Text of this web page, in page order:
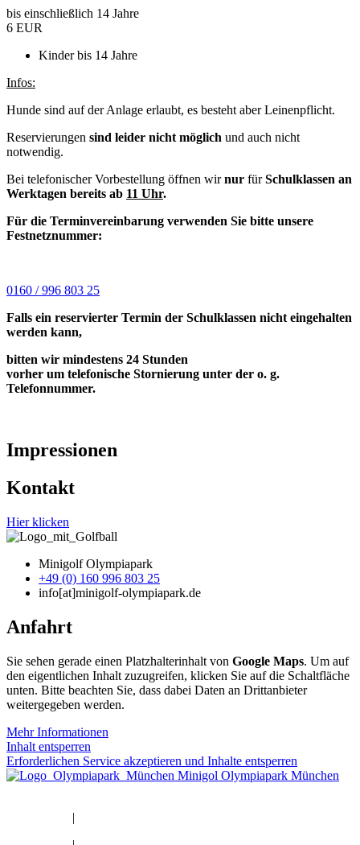
bis einschließlich 14 Jahre
6 EUR
Kinder bis 14 Jahre
Infos:
Hunde sind auf der Anlage erlaubt, es besteht aber Leinenpflicht.
Reservierungen sind leider nicht möglich und auch nicht
notwendig.
Bei telefonischer Vorbestellung öffnen wirnur fürSchulklassen an
Werktagen bereits ab 11 Uhr.
Für die Terminvereinbarung verwenden Sie bitte unsere
Festnetznummer:
0160 / 996 803 25
Falls ein reservierter Termin der Schulklassen nicht eingehalten
werden kann,
bitten wir mindestens 24 Stunden
vorher um telefonische Stornierung unter der o. g.
Telefonnummer.
Impressionen
Kontakt
Hier klicken
Minigolf Olympiapark
+49 (0) 160 996 803 25
info[at]minigolf-olympiapark.de
Anfahrt
Sie sehen gerade einen Platzhalterinhalt von Google Maps. Um auf
den eigentlichen Inhalt zuzugreifen, klicken Sie auf die Schaltfläche
unten. Bitte beachten Sie, dass dabei Daten an Drittanbieter
weitergegeben werden.
Mehr Informationen
Inhalt entsperren
Erforderlichen Service akzeptieren und Inhalte entsperren
|